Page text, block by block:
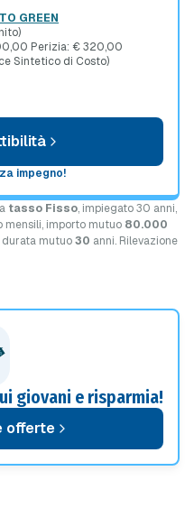
GREEN
Perizia: € 320,00
Sintetico di Costo)
impegno!
tasso Fisso, impiegato 30 anni,
importo mutuo 80.000
durata mutuo30 anni. Rilevazione
giovani e risparmia!
offerte